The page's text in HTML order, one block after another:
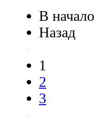
В начало
Назад
1
2
3